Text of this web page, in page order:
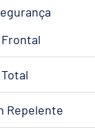
Repelente